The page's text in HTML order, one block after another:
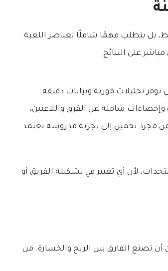
بل يتطلب فهمًا شاملًا لعناصر اللعبة.
على النتائج.
تحليلات فورية وبيانات دقيقة.
شاملة عن الفرق واللاعبين،
من مجرد تخمين إلى تجربة مدروسة تعتمد
لأن أي تغيير في تشكيلة الفريق أو
تصنع الفارق بين الربح والخسارة. من